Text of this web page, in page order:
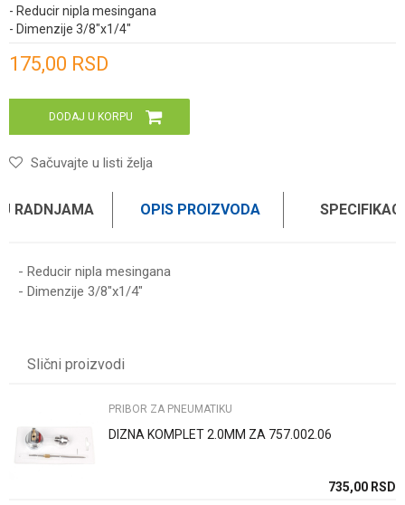
- Reducir nipla mesingana
- Dimenzije 3/8"x1/4"
175,00 RSD
DODAJ U KORPU
Sačuvajte u listi želja
RADNJAMA OPIS PROIZVODA
- Reducir nipla mesingana
- Dimenzije 3/8"x1/4"
Poruka
Slični proizvodi
PRIBOR ZA PNEUMATIKU
DIZNA KOMPLET 2.0MM ZA 757.002.06
735,00 RSD